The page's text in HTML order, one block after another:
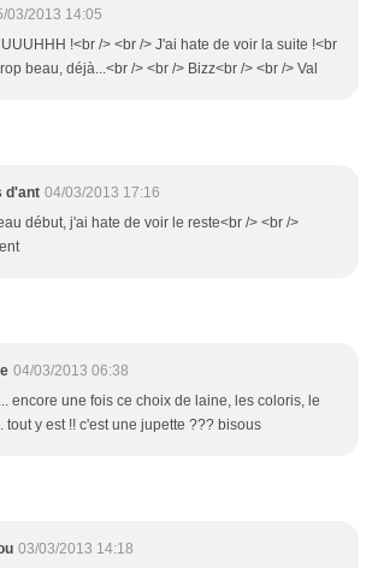
03/2013 14:05
!<br /> <br /> J'ai hate de voir la suite !<br
beau, déjà...<br /> <br /> Bizz<br /> <br /> Val
d'ant 04/03/2013 17:16
début, j'ai hate de voir le reste<br /> <br />
04/03/2013 06:38
encore une fois ce choix de laine, les coloris, le
tout y est !! c'est une jupette ??? bisous
03/03/2013 14:18